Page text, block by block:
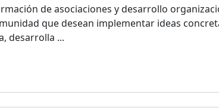
de asociaciones y desarrollo
que desean implementar ideas
desarrolla ...